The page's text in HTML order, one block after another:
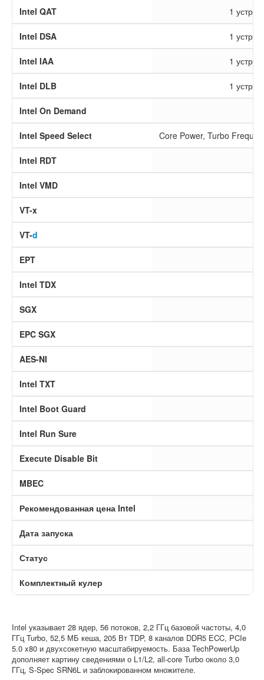
Intel QAT 1
Intel DSA 1
Intel IAA 1
Intel DLB 1
Intel On Demand
Intel Speed Select Core Power, Turbo
Intel RDT
Intel VMD
VT-x
VT-d
EPT
Intel TDX
SGX
EPC SGX
AES-NI
Intel TXT
Intel Boot Guard
Intel Run Sure
Execute Disable Bit
MBEC
Рекомендованная цена Intel
Дата запуска
Статус
Комплектный кулер
Intel указывает 28 ядер, 56 потоков, 2,2 ГГц базовой частоты, 4,0
ГГц Turbo, 52,5 МБ кеша, 205 Вт TDP, 8 каналов DDR5 ECC, PCIe
5.0 x80 и двухсокетную масштабируемость. База TechPowerUp
дополняет картину сведениями о L1/L2, all-core Turbo около 3,0
ГГц, S-Spec SRN6L и заблокированном множителе.